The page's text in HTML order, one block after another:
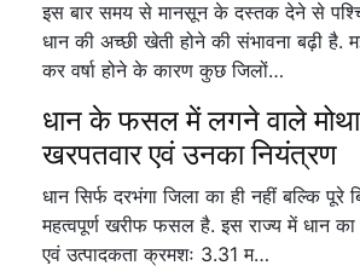
इस बार समय से मानसून के दस्तक देने से
धान की अच्छी खेती होने की संभावना बढ़ी
कर वर्षा होने के कारण कुछ जिलों…
धान के फसल में लगने वाले
खरपतवार एवं उनका नियंत्रण
धान सिर्फ दरभंगा जिला का ही नहीं बल्कि पूरे
महत्वपूर्ण खरीफ फसल है. इस राज्य में धान का
एवं उत्पादकता क्रमशः 3.31 म…